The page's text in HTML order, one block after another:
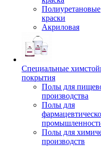
Полиуретановые
краски
Акриловая
Специальные
покрытия
Полы для
производства
Полы для
Полы для
производств